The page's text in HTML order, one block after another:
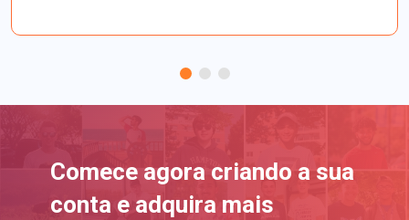
Comece agora criando a sua
conta e adquira mais